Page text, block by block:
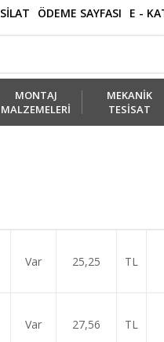
ÖDEME SAYFASI E -
MONTAJ
MALZEMELERİ
MEKANİK
TESİSAT
Var 25,25 TL
Var 27,56 TL